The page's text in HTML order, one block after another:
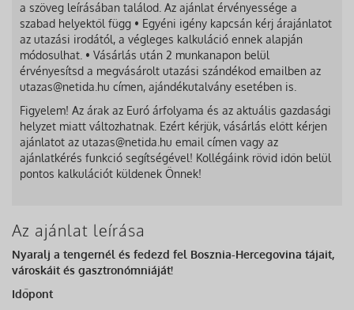
a szöveg leírásában találod. Az ajánlat érvényessége a
szabad helyektől függ • Egyéni igény kapcsán kérj árajánlatot
az utazási irodától, a végleges kalkuláció ennek alapján
módosulhat. • Vásárlás után 2 munkanapon belül
érvényesítsd a megvásárolt utazási szándékod emailben az
utazas@netida.hu címen, ajándékutalvány esetében is.
Figyelem! Az árak az Euró árfolyama és az aktuális gazdasági
helyzet miatt változhatnak. Ezért kérjük, vásárlás előtt kérjen
ajánlatot az utazas@netida.hu email címen vagy az
ajánlatkérés funkció segítségével! Kollégáink rövid időn belül
pontos kalkulációt küldenek Önnek!
Az ajánlat leírása
Nyaralj a tengernél és fedezd fel Bosznia-Hercegovina tájait,
városkáit és gasztronómniáját!
Időpont